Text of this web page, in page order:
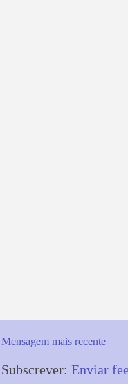
Mensagem mais recente
Subscrever: Enviar